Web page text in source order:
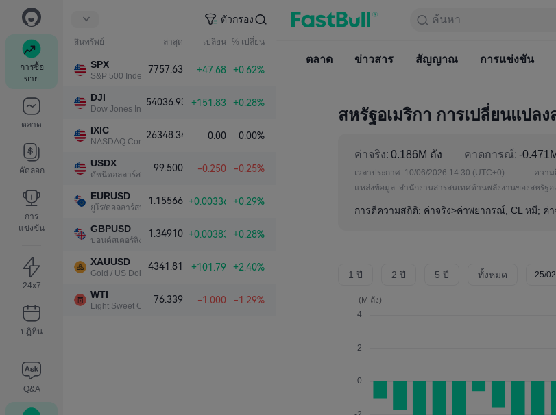
การซื้อ
ขาย
ตลาด
คัดลอก
การ
แข่งขัน
24x7
ปฏิทิน
Q&A
ตัวกรอง
สินทรัพย์ ล่าสุด เปลี่ยน % เปลี่ยน
SPX
S&P 500 Index
7757.63 +47.68 +0.62%
DJI
Dow Jones Industrial Average
54036.93 +151.83 +0.28%
IXIC
NASDAQ Composite Index
26348.34 0.00 0.00%
USDX
ดัชนีดอลลาร์สหรัฐ
99.500 -0.250 -0.25%
EURUSD
ยูโร/ดอลลาร์สหรัฐ
1.15566 +0.00336 +0.29%
GBPUSD
ปอนด์สเตอร์ลิง/ดอลลาร์สหรัฐ
1.34910 +0.00383 +0.28%
XAUUSD
Gold / US Dollar
4341.81 +101.79 +2.40%
WTI
Light Sweet Crude Oil
76.339 -1.000 -1.29%
ค้นหา
ตลาด ข่าวสาร สัญญา
ค้นหา
ตลาด ข่าวสาร สัญญาณ การแข่งขัน
สหรัฐอเมริกา การเปลี่ยนแปล
ค่าจริง: 0.186M ถัง คาดการณ์: -
เวลาประกาศ: 10/06/2026 14:30 (UTC+0) ความ
แหล่งข้อมูล: สำนักงานสารสนเทศด้านพลังงานของสหรัฐอ
การตีความสถิติ: ค่าจริง>ค่าพยากรณ์, CL หมี; ค่า
1 ปี 2 ปี 5 ปี ทั้งหมด